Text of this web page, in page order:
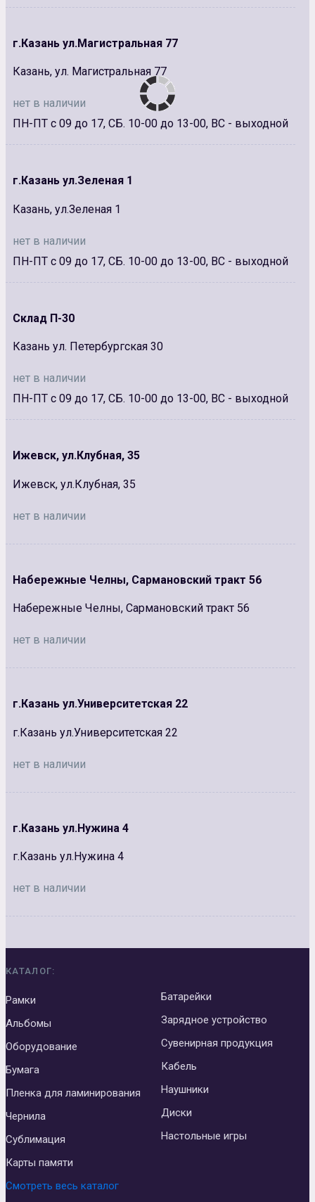
г.Казань ул.Магистральная 77
Казань, ул. Магистральная 77
нет в наличии
ПН-ПТ с 09 до 17, СБ. 10-00 до 13-00, ВС - выходной
г.Казань ул.Зеленая 1
Казань, ул.Зеленая 1
нет в наличии
ПН-ПТ с 09 до 17, СБ. 10-00 до 13-00, ВС - выходной
Склад П-30
Казань ул. Петербургская 30
нет в наличии
ПН-ПТ с 09 до 17, СБ. 10-00 до 13-00, ВС - выходной
Ижевск, ул.Клубная, 35
Ижевск, ул.Клубная, 35
нет в наличии
Набережные Челны, Сармановский тракт 56
Набережные Челны, Сармановский тракт 56
нет в наличии
г.Казань ул.Университетская 22
г.Казань ул.Университетская 22
нет в наличии
г.Казань ул.Нужина 4
г.Казань ул.Нужина 4
нет в наличии
КАТАЛОГ:
Рамки
Альбомы
Оборудование
Бумага
Пленка для ламинирования
Чернила
Сублимация
Карты памяти
Батарейки
Зарядное устройство
Сувенирная продукция
Кабель
Наушники
Диски
Настольные игры
Смотреть весь каталог